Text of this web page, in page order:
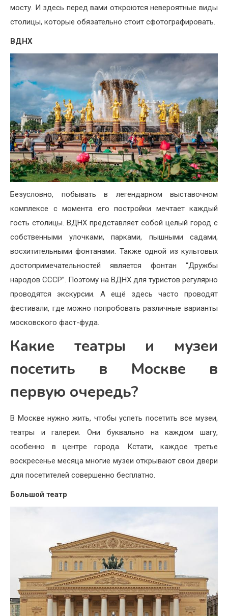
мосту. И здесь перед вами откроются невероятные виды
столицы, которые обязательно стоит сфотографировать.
ВДНХ
Безусловно, побывать в легендарном выставочном
комплексе с момента его постройки мечтает каждый
гость столицы. ВДНХ представляет собой целый город с
собственными улочками, парками, пышными садами,
восхитительными фонтанами. Также одной из культовых
достопримечательностей является фонтан “Дружбы
народов СССР”. Поэтому на ВДНХ для туристов регулярно
проводятся экскурсии. А ещё здесь часто проводят
фестивали, где можно попробовать различные варианты
московского фаст-фуда.
Какие театры и музеи
посетить в Москве в
первую очередь?
В Москве нужно жить, чтобы успеть посетить все музеи,
театры и галереи. Они буквально на каждом шагу,
особенно в центре города. Кстати, каждое третье
воскресенье месяца многие музеи открывают свои двери
для посетителей совершенно бесплатно.
Большой театр